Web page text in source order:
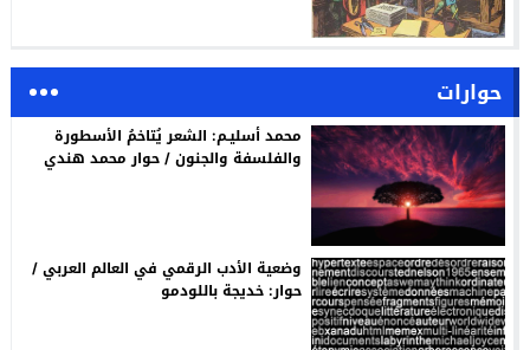
حوارات
محمد أسليـم: الشعر يُتاخمُ الأسطورة
والفلسفة والجنون / حوار محمد هندي
وضعية الأدب الرقمي في العالم العربي /
حوار: خديجة باللودمو